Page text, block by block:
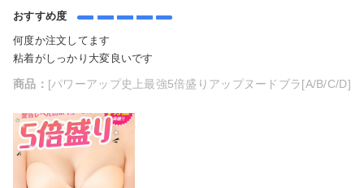
おすすめ度
何度か注文してます
粘着がしっかり大変良いです
商品： [パワーアップ史上最強5倍盛りアップヌードブラ[A/B/C/D]